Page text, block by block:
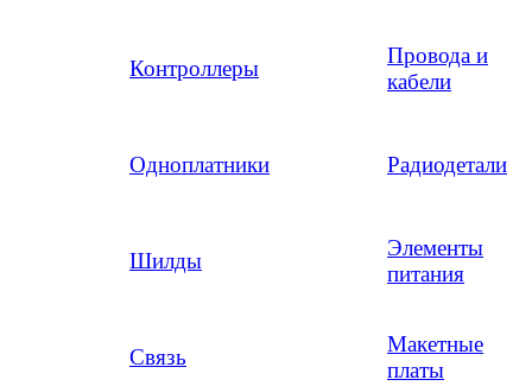
Контроллеры
Провода и
кабели
Одноплатники Радиодетали
Шилды
Элементы
питания
Связь
Макетные
платы